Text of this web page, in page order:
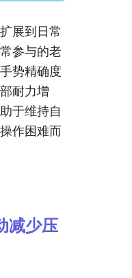
展到日常
参与的老
势精确度
耐力增
于维持自
作困难而
减少压